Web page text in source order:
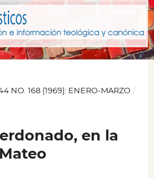
NO. 168 (1969): ENERO-MARZO /
en la